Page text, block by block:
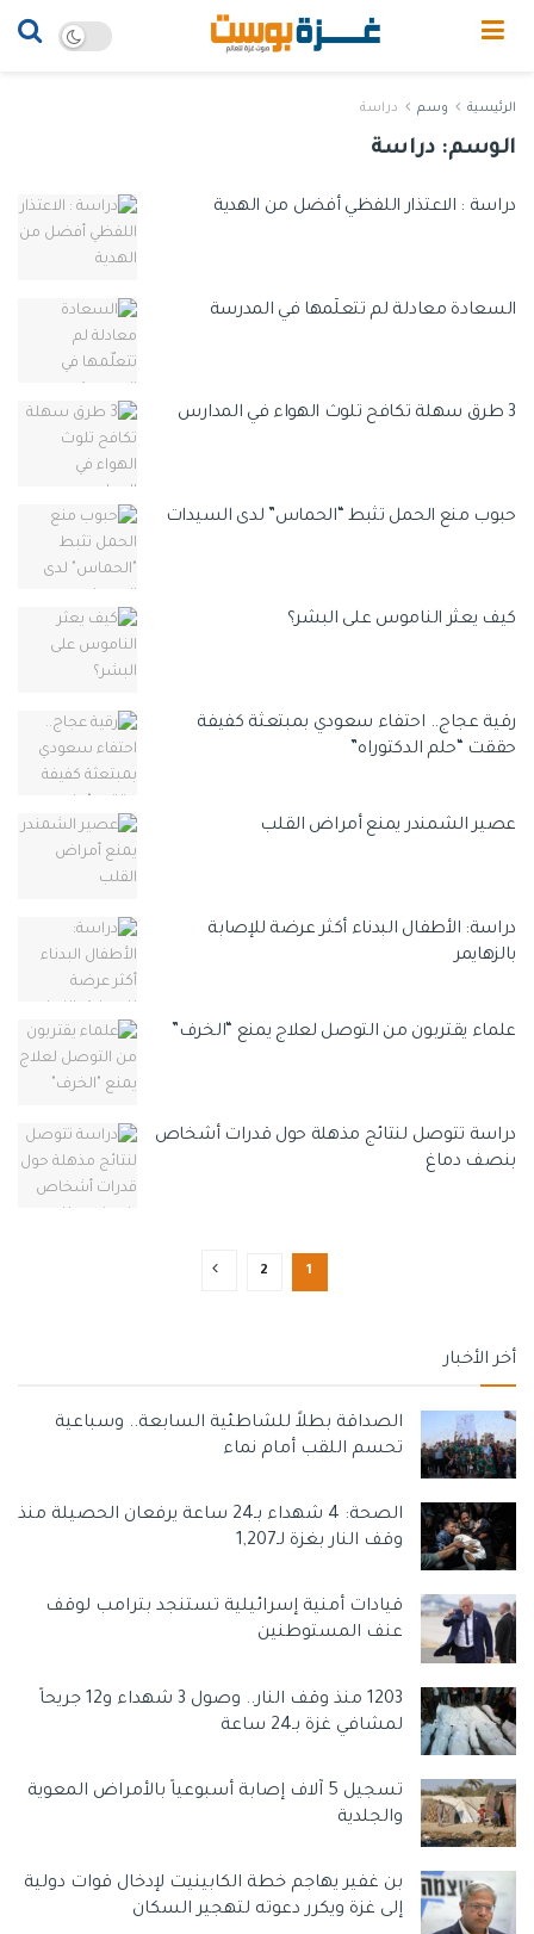
الرئيسية وسم دراسة
الوسم: دراسة
دراسة : الاعتذار اللفظي أفضل من الهدية
السعادة معادلة لم تتعلّمها في المدرسة
3 طرق سهلة تكافح تلوث الهواء في المدارس
حبوب منع الحمل تثبط “الحماس” لدى السيدات
كيف يعثر الناموس على البشر؟‎‎
رقية عجاج.. احتفاء سعودي بمبتعثة كفيفة
حققت “حلم الدكتوراه”
عصير الشمندر يمنع أمراض القلب
دراسة: الأطفال البدناء أكثر عرضة للإصابة
بالزهايمر
علماء يقتربون من التوصل لعلاج يمنع “الخرف”
دراسة تتوصل لنتائج مذهلة حول قدرات أشخاص
بنصف دماغ
1
2
أخر الأخبار
الصداقة بطلاً للشاطئية السابعة.. وسباعية
تحسم اللقب أمام نماء
الصحة: 4 شهداء بـ24 ساعة يرفعان الحصيلة منذ
وقف النار بغزة لـ1,207
قيادات أمنية إسرائيلية تستنجد بترامب لوقف
عنف المستوطنين
1203 منذ وقف النار.. وصول 3 شهداء و12 جريحاً
لمشافي غزة بـ24 ساعة
تسجيل 5 آلاف إصابة أسبوعياً بالأمراض المعوية
والجلدية
بن غفير يهاجم خطة الكابينيت لإدخال قوات دولية
إلى غزة ويكرر دعوته لتهجير السكان